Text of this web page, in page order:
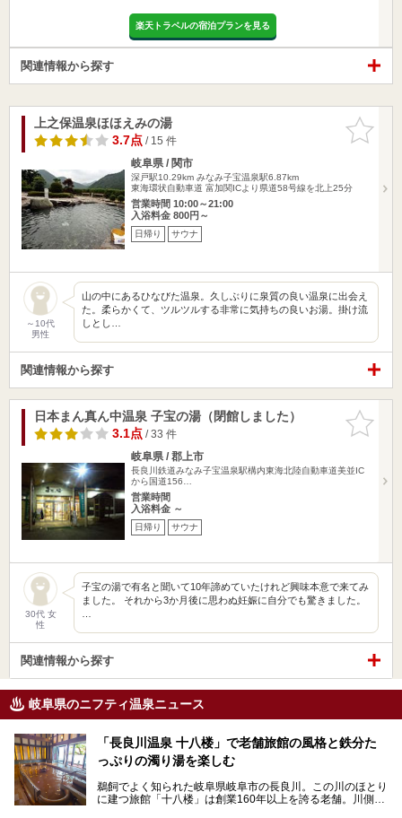
楽天トラベルの宿泊プランを見る
関連情報から探す
お気に入
りに追加
上之保温泉ほほえみの湯
3.7点/ 15 件
岐阜県 / 関市
深戸駅10.29km みなみ子宝温泉駅6.87km
東海環状自動車道 富加関ICより県道58号線を北上25分
営業時間 10:00～21:00
入浴料金 800円～
日帰り サウナ
～10代
男性
山の中にあるひなびた温泉。久しぶりに泉質の良い温泉に出会え
た。柔らかくて、ツルツルする非常に気持ちの良いお湯。掛け流
しとし…
関連情報から探す
お気に入
りに追加
日本まん真ん中温泉 子宝の湯（閉館しました）
3.1点/ 33 件
岐阜県 / 郡上市
長良川鉄道みなみ子宝温泉駅構内東海北陸自動車道美並IC
から国道156…
営業時間
入浴料金 ～
日帰り サウナ
30代 女
性
子宝の湯で有名と聞いて10年諦めていたけれど興味本意で来てみ
ました。 それから3か月後に思わぬ妊娠に自分でも驚きました。
関連情報から探す
岐阜県のニフティ温泉ニュース
「長良川温泉 十八楼」で老舗旅館の風格と鉄分た
っぷりの濁り湯を楽しむ
鵜飼でよく知られた岐阜県岐阜市の長良川。この川のほとり
に建つ旅館「十八楼」は創業160年以上を誇る老舗。川側の